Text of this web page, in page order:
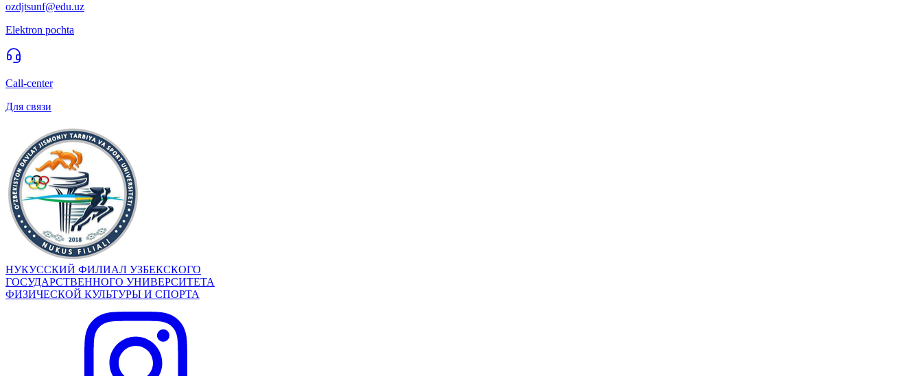
ozdjtsunf@edu.uz
Elektron pochta
Call-center
Для связи
НУКУССКИЙ ФИЛИАЛ УЗБЕКСКОГО
ГОСУДАРСТВЕННОГО УНИВЕРСИТЕТА
ФИЗИЧЕСКОЙ КУЛЬТУРЫ И СПОРТА